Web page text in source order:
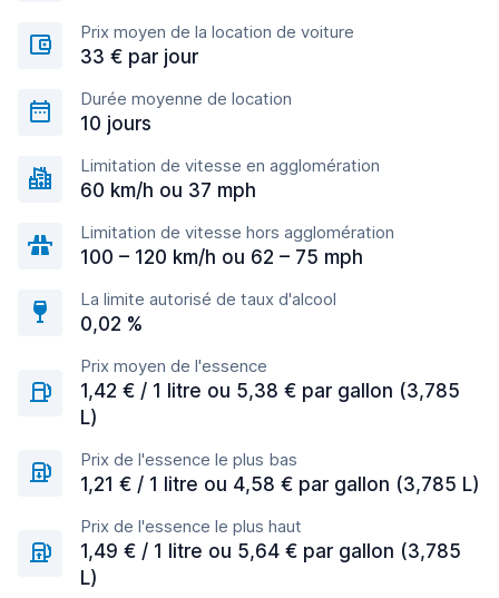
Prix moyen de la location de voiture
33 € par jour
Durée moyenne de location
10 jours
Limitation de vitesse en agglomération
60 km/h ou 37 mph
Limitation de vitesse hors agglomération
100 – 120 km/h ou 62 – 75 mph
La limite autorisé de taux d'alcool
0,02 %
Prix moyen de l'essence
1,42 € / 1 litre ou 5,38 € par gallon (3,785
L)
Prix de l'essence le plus bas
1,21 € / 1 litre ou 4,58 € par gallon (3,785 L)
Prix de l'essence le plus haut
1,49 € / 1 litre ou 5,64 € par gallon (3,785
L)